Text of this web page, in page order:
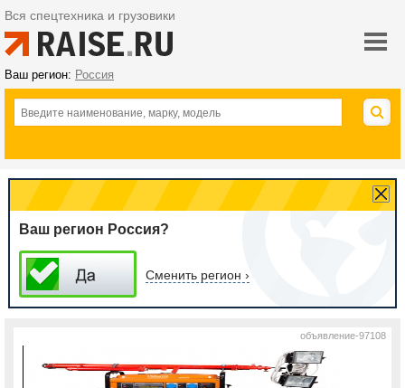
Вся спецтехника и грузовики
Ваш регион: Россия
Ваш регион Россия?
Сменить регион ›
объявление-97108